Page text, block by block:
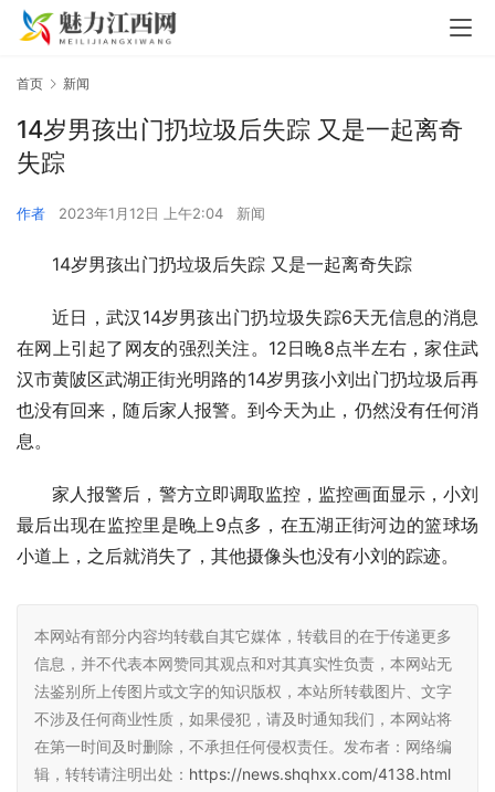
首页 新闻
14岁男孩出门扔垃圾后失踪 又是一起离奇
失踪
作者 2023年1月12日 上午2:04 新闻
14岁男孩出门扔垃圾后失踪 又是一起离奇失踪
近日，武汉14岁男孩出门扔垃圾失踪6天无信息的消息
在网上引起了网友的强烈关注。12日晚8点半左右，家住武
汉市黄陂区武湖正街光明路的14岁男孩小刘出门扔垃圾后再
也没有回来，随后家人报警。到今天为止，仍然没有任何消
息。
家人报警后，警方立即调取监控，监控画面显示，小刘
最后出现在监控里是晚上9点多，在五湖正街河边的篮球场
小道上，之后就消失了，其他摄像头也没有小刘的踪迹。
本网站有部分内容均转载自其它媒体，转载目的在于传递更多
信息，并不代表本网赞同其观点和对其真实性负责，本网站无
法鉴别所上传图片或文字的知识版权，本站所转载图片、文字
不涉及任何商业性质，如果侵犯，请及时通知我们，本网站将
在第一时间及时删除，不承担任何侵权责任。发布者：网络编
辑，转转请注明出处： https://news.shqhxx.com/4138.html